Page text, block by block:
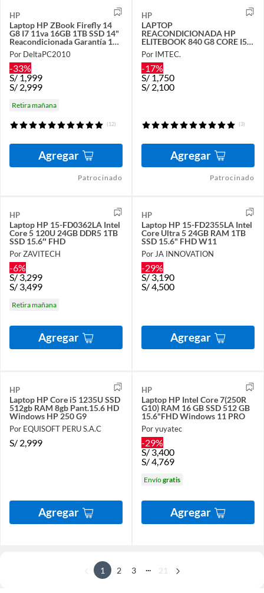
HP
Laptop HP ZBook Firefly 14
G8 I7 11va 16GB 1TB SSD 14"
Reacondicionada Garantía 1
año + Cooler
Por DeltaPC2010
-33%
S/1,999
S/ 2,999
Retira mañana
(12)
Agregar
Patrocinado
HP
LAPTOP
REACONDICIONADA HP
ELITEBOOK 840 G8 CORE I5
11VA 16GB RAM 512GB SSD
PLATA
Por IMTEC.
-17%
S/1,750
S/ 2,100
(3)
Agregar
Patrocinado
HP
Laptop HP 15-FD0362LA Intel
Core 5 120U 24GB DDR5 1TB
SSD 15.6″ FHD
Por ZAVITECH
-6%
S/ 3,299
S/ 3,499
Retira mañana
Agregar
HP
Laptop HP 15-FD2355LA Intel
Core Ultra 5 24GB RAM 1TB
SSD 15.6" FHD W11
Por JA INNOVATION
-29%
S/ 3,190
S/4,500
Agregar
HP
Laptop HP Core i5 1235U SSD
512gb RAM 8gb Pant.15.6 HD
Windows HP 250 G9
Por EQUISOFT PERU S.A.C
S/ 2,999
Agregar
HP
Laptop HP Intel Core 7(250R
G10) RAM 16 GB SSD 512 GB
15.6"FHD Windows 11 PRO
Por yuyatec
-29%
S/ 3,400
S/4,769
Envíogratis
Agregar
1 2 3 ... 21